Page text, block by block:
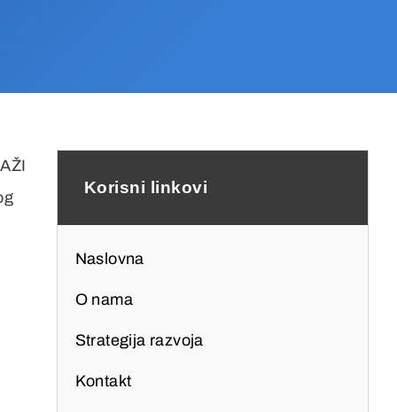
Korisni linkovi
Naslovna
O nama
Strategija razvoja
Kontakt